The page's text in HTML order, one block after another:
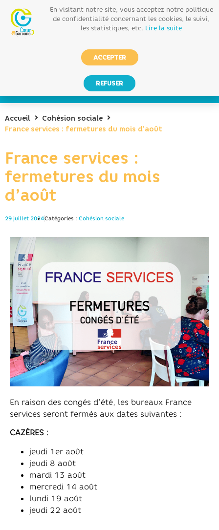
Accueil
Cohésion sociale
France services : fermetures du mois d’août
France services :
fermetures du mois
d’août
29 juillet 2024Catégories : Cohésion sociale
En raison des congés d’été, les bureaux France
services seront fermés aux dates suivantes :
CAZÈRES :
jeudi 1er août
jeudi 8 août
mardi 13 août
mercredi 14 août
lundi 19 août
jeudi 22 août
En visitant notre site, vous acceptez notre politique
de confidentialité concernant les cookies, le suivi,
les statistiques, etc. Lire la suite
ACCEPTER
REFUSER